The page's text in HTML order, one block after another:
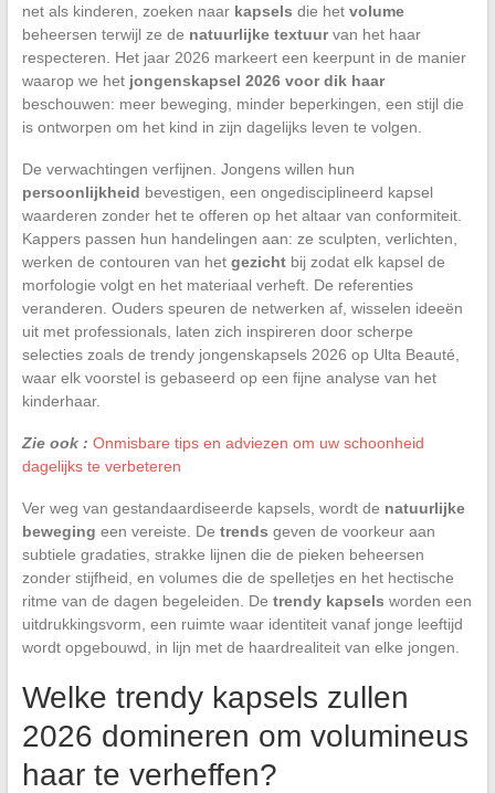
net als kinderen, zoeken naar kapsels die het volume
beheersen terwijl ze de natuurlijke textuurvan het haar
respecteren. Het jaar 2026 markeert een keerpunt in de manier
waarop we het jongenskapsel 2026 voor dik haar
beschouwen: meer beweging, minder beperkingen, een stijl die
is ontworpen om het kind in zijn dagelijks leven te volgen.
De verwachtingen verfijnen. Jongens willen hun
persoonlijkheid bevestigen, een ongedisciplineerd kapsel
waarderen zonder het te offeren op het altaar van conformiteit.
Kappers passen hun handelingen aan: ze sculpten, verlichten,
werken de contouren van het gezichtbij zodat elk kapsel de
morfologie volgt en het materiaal verheft. De referenties
veranderen. Ouders speuren de netwerken af, wisselen ideeën
uit met professionals, laten zich inspireren door scherpe
selecties zoals de trendy jongenskapsels 2026 op Ulta Beauté,
waar elk voorstel is gebaseerd op een fijne analyse van het
kinderhaar.
Zie ook : Onmisbare tips en adviezen om uw schoonheid
dagelijks te verbeteren
Ver weg van gestandaardiseerde kapsels, wordt de natuurlijke
beweging een vereiste. De trends geven de voorkeur aan
subtiele gradaties, strakke lijnen die de pieken beheersen
zonder stijfheid, en volumes die de spelletjes en het hectische
ritme van de dagen begeleiden. De trendy kapsels worden een
uitdrukkingsvorm, een ruimte waar identiteit vanaf jonge leeftijd
wordt opgebouwd, in lijn met de haardrealiteit van elke jongen.
Welke trendy kapsels zullen
2026 domineren om volumineus
haar te verheffen?